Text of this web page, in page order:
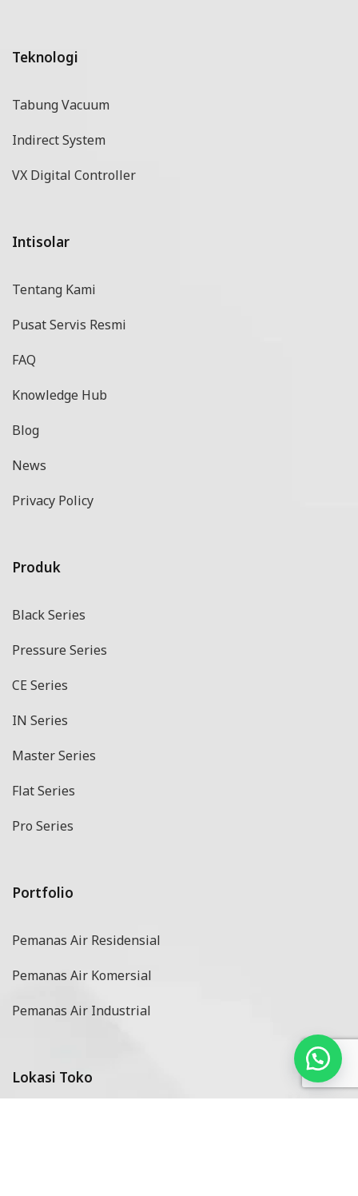
Teknologi
Tabung Vacuum
Indirect System
VX Digital Controller
Intisolar
Tentang Kami
Pusat Servis Resmi
FAQ
Knowledge Hub
Blog
News
Privacy Policy
Produk
Black Series
Pressure Series
CE Series
IN Series
Master Series
Flat Series
Pro Series
Portfolio
Pemanas Air Residensial
Pemanas Air Komersial
Pemanas Air Industrial
Lokasi Toko